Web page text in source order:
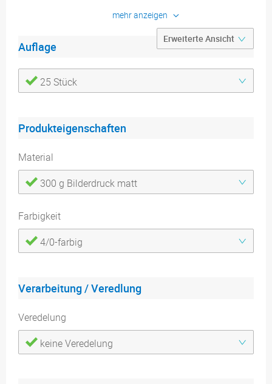
Heißfolienprägung
Lieferung:genutet im offenen
Konfigurieren
Produktdetails
mehr anzeigen
Auflage
25 Stück
Produkteigenschaften
Material
300 g Bilderdruck matt
Farbigkeit
4/0-farbig
Verarbeitung / Veredlung
Veredelung
keine Veredelung